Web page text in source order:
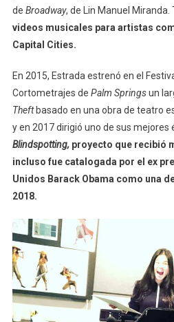
de Broadway, de Lin Manuel Miranda.
videos musicales para artistas
Capital Cities.
En 2015, Estrada estrenó en el
Cortometrajes de Palm Springsun
Theftbasado en una obra de teatro
y en 2017 dirigió uno de sus
Blindspotting, proyecto que recibió
incluso fue catalogada por el ex
Unidos Barack Obama como una
2018.